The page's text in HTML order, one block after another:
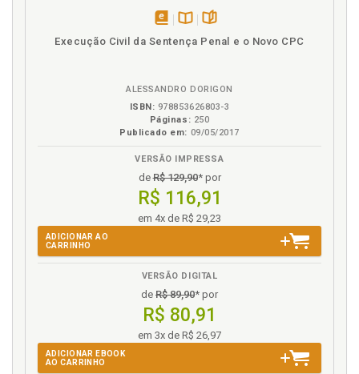
na
Execução Civil da Sentença Penal e o Novo CPC
ALESSANDRO DORIGON
ISBN: 978853626803-3
Páginas: 250
Publicado em: 09/05/2017
VERSÃO IMPRESSA
deR$ 129,90* por
R$ 116,91
em 4x de R$ 29,23
ADICIONAR AO
CARRINHO
VERSÃO DIGITAL
de R$ 89,90* por
R$ 80,91
em 3x de R$ 26,97
ADICIONAR EBOOK
AO CARRINHO